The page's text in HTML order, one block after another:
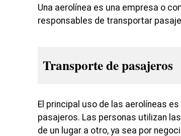
Una aerolínea es una empresa o
responsables de transportar
Transporte de pasajeros
El principal uso de las aerolíneas
pasajeros. Las personas utilizan
de un lugar a otro, ya sea por